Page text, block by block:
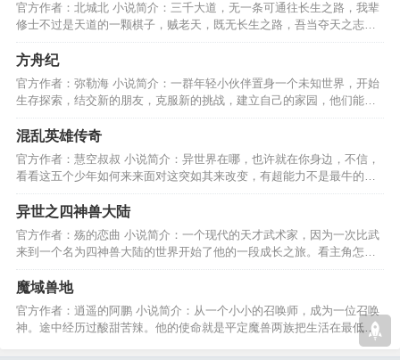
官方作者：北城北 小说简介：三千大道，无一条可通往长生之路，我辈
修士不过是天道的一颗棋子，贼老天，既无长生之路，吾当夺天之志，
执吾念，奉长生之行。…
方舟纪
官方作者：弥勒海 小说简介：一群年轻小伙伴置身一个未知世界，开始
生存探索，结交新的朋友，克服新的挑战，建立自己的家园，他们能否
回到自己现实的世界呢？…
混乱英雄传奇
官方作者：慧空叔叔 小说简介：异世界在哪，也许就在你身边，不信，
看看这五个少年如何来来面对这突如其来改变，有超能力不是最牛的，
活到最后才是最牛的！…
异世之四神兽大陆
官方作者：殇的恋曲 小说简介：一个现代的天才武术家，因为一次比武
来到一个名为四神兽大陆的世界开始了他的一段成长之旅。看主角怎样
玩转异世，上天屠神。…
魔域兽地
官方作者：逍遥的阿鹏 小说简介：从一个小小的召唤师，成为一位召唤
神。途中经历过酸甜苦辣。他的使命就是平定魔兽两族把生活在最低层